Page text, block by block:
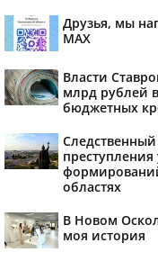
Друзья, мы
МАХ
Власти
млрд рублей
бюджетных
областях
В Новом
моя история